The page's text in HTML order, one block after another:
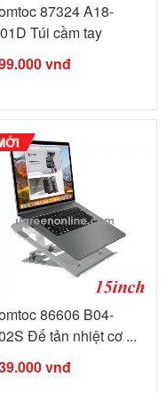
87324 A18-
Túi cầm tay
Style ...
vnđ
86606 B04-
Đế tản nhiệt cơ ...
vnđ